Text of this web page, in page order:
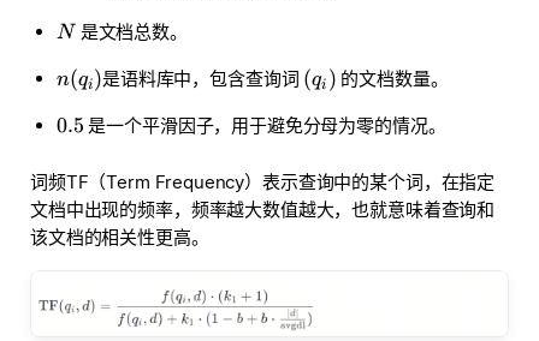
N是文档总数。
n(qi )是语料库中，包含查询词 (qi ) 的文档数量。
0.5 是一个平滑因子，用于避免分母为零的情况。
词频TF（Term Frequency）表示查询中的某个词，在指定
文档中出现的频率，频率越大数值越大，也就意味着查询和
该文档的相关性更高。